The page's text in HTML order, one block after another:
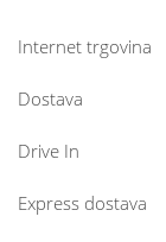
Internet trgovina
Dostava
Drive In
Express dostava